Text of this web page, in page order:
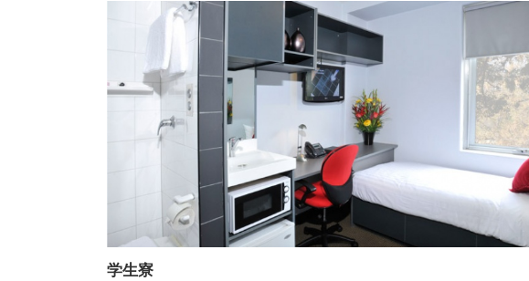
学生寮